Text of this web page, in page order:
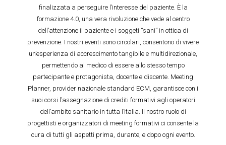
finalizzata a perseguire l’interesse del paziente. È la
formazione 4.0, una vera rivoluzione che vede al centro
dell’attenzione il paziente e i soggeti “sani” in ottica di
prevenzione. I nostri eventi sono circolari, consentono di vivere
un’esperienza di accrescimento tangibile e multidirezionale,
permettendo al medico di essere allo stesso tempo
partecipante e protagonista, docente e discente. Meeting
Planner, provider nazionale standard ECM, garantisce con i
suoi corsi l’assegnazione di crediti formativi agli operatori
dell’ambito sanitario in tutta l’Italia. Il nostro ruolo di
progettisti e organizzatori di meeting formativi ci consente la
cura di tutti gli aspetti prima, durante, e dopo ogni evento.